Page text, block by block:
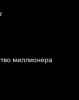
миллионера